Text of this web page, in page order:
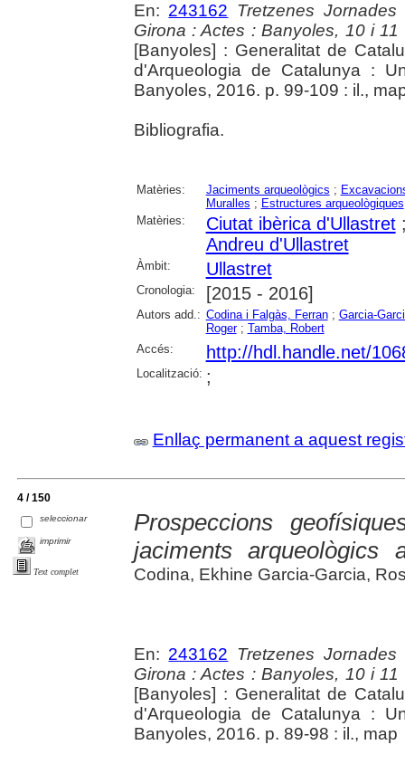
En: 243162 Tretzenes
Girona : Actes : Banyoles, 10 i
[Banyoles] : Generalitat de
d'Arqueologia de Catalunya :
Banyoles, 2016. p. 99-109 : il.,
Bibliografia.
Matèries: Jaciments arqueològics ;
Muralles ; Estructures arqueològiques
Matèries:
Ciutat ibèrica d'Ullastret
Andreu d'Ullastret
Àmbit: Ullastret
Cronologia: [2015 - 2016]
Autors add.: Codina i Falgàs, Ferran; Garcia-
Roger; Tamba, Robert
Accés:
http://hdl.handle.net/
Localització: ;
Enllaç permanent a aquest
4 / 150
seleccionar
imprimir
Text complet
Prospeccions
jaciments arqueològics
Codina, Ekhine Garcia-Garcia,
En: 243162 Tretzenes
Girona : Actes : Banyoles, 10 i
[Banyoles] : Generalitat de
d'Arqueologia de Catalunya :
Banyoles, 2016. p. 89-98 : il., map